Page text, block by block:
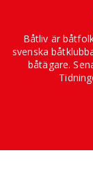
Båtliv är
svenska
båtägare.